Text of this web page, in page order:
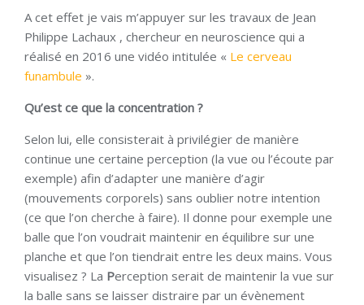
A cet effet je vais m’appuyer sur les travaux de Jean
Philippe Lachaux , chercheur en neuroscience qui a
réalisé en 2016 une vidéo intitulée « Le cerveau
funambule ».
Qu’est ce que la concentration ?
Selon lui, elle consisterait à privilégier de manière
continue une certaine perception (la vue ou l’écoute par
exemple) afin d’adapter une manière d’agir
(mouvements corporels) sans oublier notre intention
(ce que l’on cherche à faire). Il donne pour exemple une
balle que l’on voudrait maintenir en équilibre sur une
planche et que l’on tiendrait entre les deux mains. Vous
visualisez ? La Perception serait de maintenir la vue sur
la balle sans se laisser distraire par un évènement